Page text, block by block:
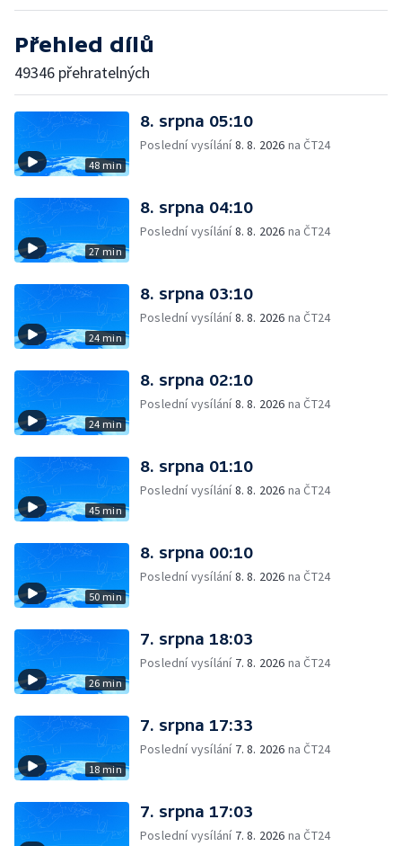
Přehled dílů
49346 přehratelných
48 min
8. srpna 05:10
Poslední vysílání8. 8. 2026 na ČT24
27 min
8. srpna 04:10
Poslední vysílání8. 8. 2026 na ČT24
24 min
8. srpna 03:10
Poslední vysílání8. 8. 2026 na ČT24
24 min
8. srpna 02:10
Poslední vysílání8. 8. 2026 na ČT24
45 min
8. srpna 01:10
Poslední vysílání8. 8. 2026 na ČT24
50 min
8. srpna 00:10
Poslední vysílání8. 8. 2026 na ČT24
26 min
7. srpna 18:03
Poslední vysílání 7. 8. 2026 na ČT24
18 min
7. srpna 17:33
Poslední vysílání 7. 8. 2026 na ČT24
7. srpna 17:03
Poslední vysílání 7. 8. 2026 na ČT24